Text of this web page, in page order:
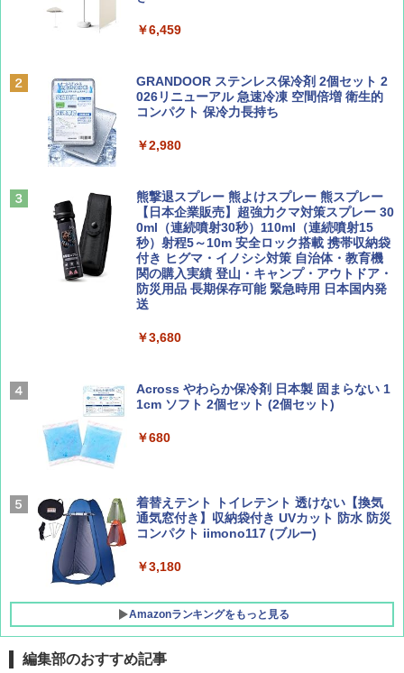
誌] (ＤＩＳＮＥＹ ＦＡＮ)
￥713
￥1,540
Coyote No.89 特集 星野道夫 夢見る旅
AIRLINE（エアライン）2026年9月号【特
力的な町 2026～2027 地球の歩き方D アジア
￥2,079
球の歩き方A ヨーロッパ
￥2,479
A26 地球の歩き方 チェコ ポーランド スロヴ
ァキア 2026～2027 地球の歩き方A ヨーロッ
新しい日本地理 地図・統計・移動から読み
PYKES PEAK (パイクスピーク) 着替えテン
ト プライバシー テント 【中が透けない】 1
ーチ ピクニック ポップアップテント 携帯 簡
￥4,836
ENDLESS BASE 《めざましテレビで紹介》
テント ワンタッチ RENEW 幅200 2-3人用 43
500002(88859)
￥5,999
ーティング フルクローズ メッシュ 3-4人用
簡単設置 ポップアップテント エクルベージ
[キャンパーズコレクション 山善] 傘みたいに
広げるだけ パッとサッとテント キューブワ
イドプラス ブラックコーティング フルクロ
テント PATCW-200B エクルベージュ
￥15,990
￥6,459
GRANDOOR ステンレス保冷剤 2個セット 2
026リニューアル 急速冷凍 空間倍増 衛生的
コンパクト 保冷力長持ち
￥2,980
熊撃退スプレー 熊よけスプレー 熊スプレー
【日本企業販売】超強力クマ対策スプレー 30
0ml（連続噴射30秒）110ml（連続噴射15
秒）射程5～10m 安全ロック搭載 携帯収納袋
付き ヒグマ・イノシシ対策 自治体・教育機
関の購入実績 登山・キャンプ・アウトドア・
防災用品 長期保存可能 緊急時用 日本国内発
送
￥3,680
Across やわらか保冷剤 日本製 固まらない 1
1cm ソフト 2個セット (2個セット)
￥680
着替えテント トイレテント 透けない【換気
通気窓付き】収納袋付き UVカット 防水 防災
コンパクト iimono117 (ブルー)
￥3,180
Amazonランキングをもっと見る
編集部のおすすめ記事